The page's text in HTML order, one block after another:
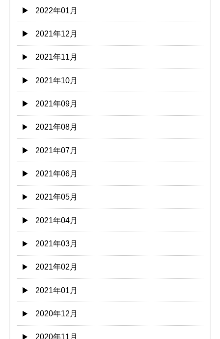
2022年01月
2021年12月
2021年11月
2021年10月
2021年09月
2021年08月
2021年07月
2021年06月
2021年05月
2021年04月
2021年03月
2021年02月
2021年01月
2020年12月
2020年11月